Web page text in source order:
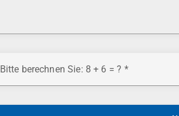
Bitte berechnen Sie: 8 + 6 = ?